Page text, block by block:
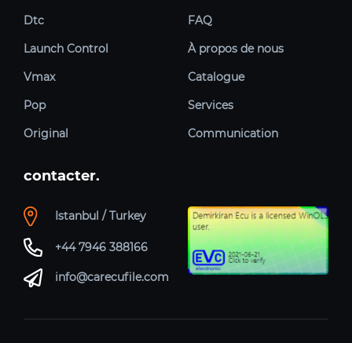
Dtc
Launch Control
Vmax
Pop
Original
FAQ
À propos de nous
Catalogue
Services
Communication
contacter.
Istanbul / Turkey
+44 7946 388166
info@carecufile.com